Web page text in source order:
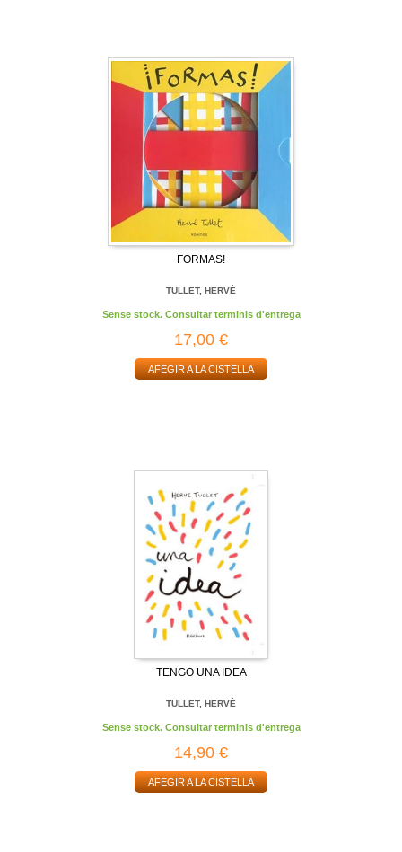
FORMAS!
TULLET, HERVÉ
Sense stock. Consultar terminis d'entrega
17,00 €
AFEGIR A LA CISTELLA
TENGO UNA IDEA
TULLET, HERVÉ
Sense stock. Consultar terminis d'entrega
14,90 €
AFEGIR A LA CISTELLA